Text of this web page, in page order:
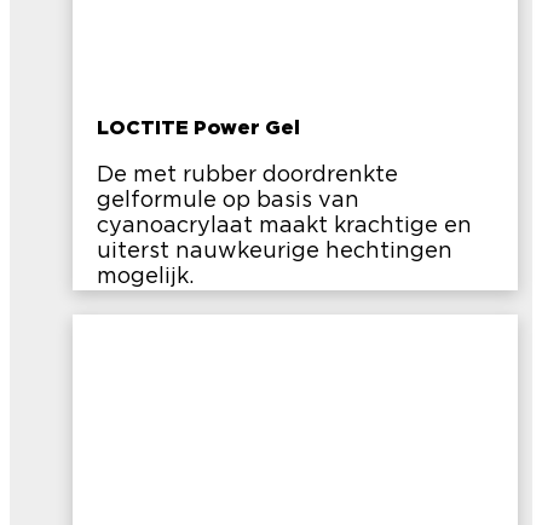
LOCTITE Power Gel
De met rubber doordrenkte
gelformule op basis van
cyanoacrylaat maakt krachtige en
uiterst nauwkeurige hechtingen
mogelijk.